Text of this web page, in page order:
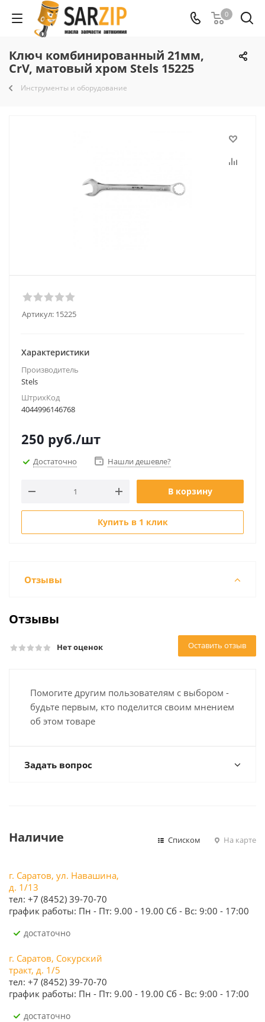
0
Ключ комбинированный 21мм,
CrV, матовый хром Stels 15225
Инструменты и оборудование
Артикул: 15225
Характеристики
Производитель
Stels
ШтрихКод
4044996146768
250 руб./шт
Достаточно Нашли дешевле?
В корзину
Купить в 1 клик
Отзывы
Отзывы
Нет оценок Оставить отзыв
Помогите другим пользователям с выбором -
будьте первым, кто поделится своим мнением
об этом товаре
Задать вопрос
Наличие Списком На карте
г. Саратов, ул. Навашина,
д. 1/13
тел: +7 (8452) 39-70-70
график работы: Пн - Пт: 9.00 - 19.00 Сб - Вс: 9:00 - 17:00
Достаточно
г. Саратов, Сокурский
тракт, д. 1/5
тел: +7 (8452) 39-70-70
график работы: Пн - Пт: 9.00 - 19.00 Сб - Вс: 9:00 - 17:00
Достаточно